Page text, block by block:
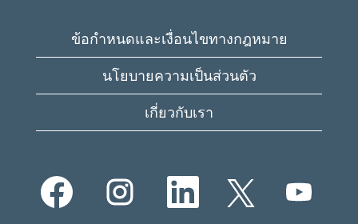
ข้อกำหนดและเงื่อนไขทางกฎหมาย
นโยบายความเป็นส่วนตัว
เกี่ยวกับเรา
ปิ
ด
ปิ
ด
เ
ด
เ
ปิ ปิ